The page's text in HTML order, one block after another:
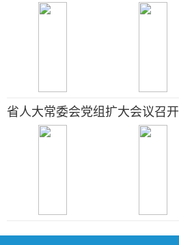
省人大常委会党组扩大会议召开